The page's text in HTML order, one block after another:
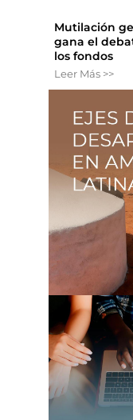
Mutilación
gana el
los fondos
Leer Más >>